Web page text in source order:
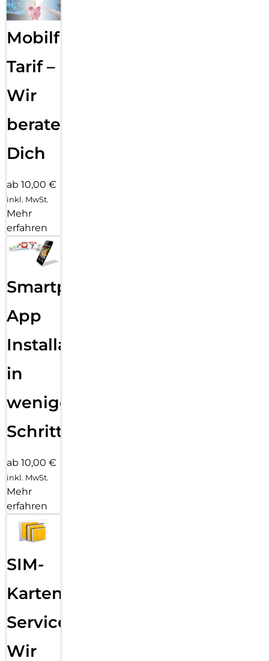
Mobilfunk
Tarif –
Wir
beraten
Dich
ab 10,00 €
inkl. MwSt.
Mehr
erfahren
Smartphone
App
Installation
in
wenigen
Schritten
ab 10,00 €
inkl. MwSt.
Mehr
erfahren
SIM-
Karten
Service:
Wir